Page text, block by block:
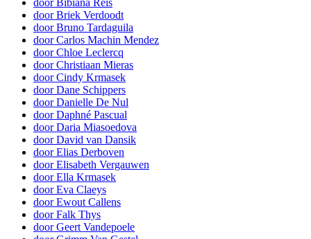
door Briek Verdoodt
door Bruno Tardaguila
door Carlos Machin Mendez
door Chloe Leclercq
door Christiaan Mieras
door Cindy Krmasek
door Dane Schippers
door Danielle De Nul
door Daphné Pascual
door Daria Miasoedova
door David van Dansik
door Elias Derboven
door Elisabeth Vergauwen
door Ella Krmasek
door Eva Claeys
door Ewout Callens
door Falk Thys
door Geert Vandepoele